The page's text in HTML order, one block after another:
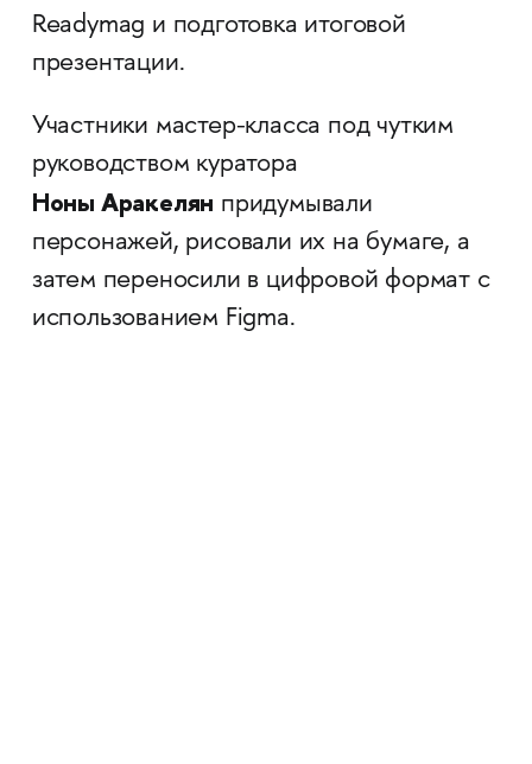
Readymag и подготовка итоговой
презентации.
Участники мастер-класса под чутким
руководством куратора
Ноны Аракелян придумывали
персонажей, рисовали их на бумаге, а
затем переносили в цифровой формат с
использованием Figma.